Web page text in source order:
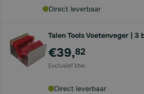
Direct leverbaar
Talen Tools Voetenveger | 3
€39,82
Direct leverbaar